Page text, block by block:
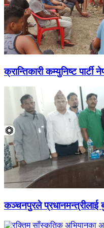
क्रान्तिकारी कम्युनिष्ट
कञ्चनपुरले प्रधानमन्त्रीलाई